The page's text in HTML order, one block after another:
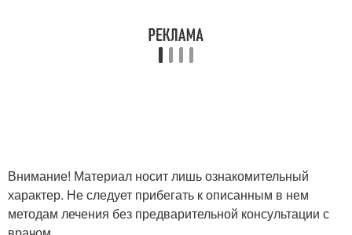
Внимание! Материал носит лишь ознакомительный
характер. Не следует прибегать к описанным в нем
методам лечения без предварительной консультации с